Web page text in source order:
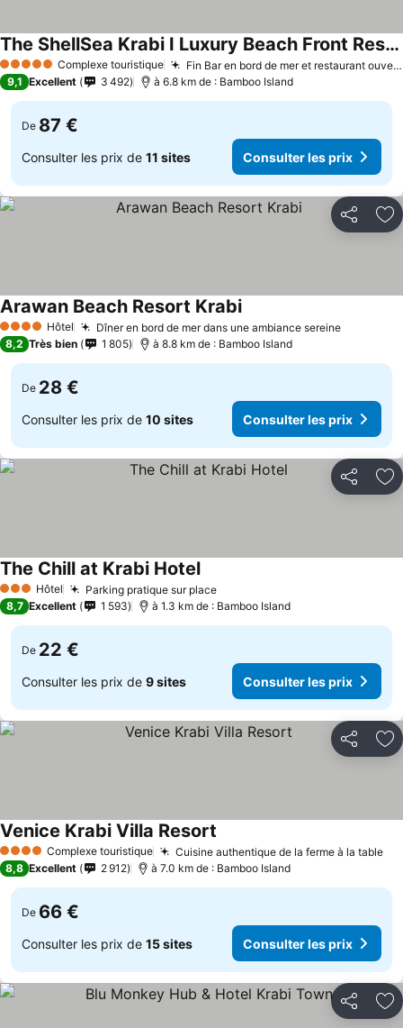
5 Étoiles Complexe touristique Fin Bar en bord de mer et restaurant ouvert toute la journée
The ShellSea Krabi I Luxury Beach Front Resort & Pool Villa
9,1 Excellent 3 492 à 6.8 km de : Bamboo Island
De 87 €
Consulter les prix de 11 sites Consulter les prix
Partager
4 Étoiles Hôtel Dîner en bord de mer dans une ambiance sereine
Arawan Beach Resort Krabi
8,2 Très bien 1 805 à 8.8 km de : Bamboo Island
De 28 €
Consulter les prix de 10 sites Consulter les prix
Partager
3 ÉtoilesHôtel Parking pratique sur place
The Chill at Krabi Hotel
8,7 Excellent 1 593 à 1.3 km de : Bamboo Island
De 22 €
Consulter les prix de 9 sites Consulter les prix
Partager
4 Étoiles Complexe touristique Cuisine authentique de la ferme à la table
Venice Krabi Villa Resort
8,8 Excellent 2 912 à 7.0 km de : Bamboo Island
De 66 €
Consulter les prix de 15 sites Consulter les prix
Partager